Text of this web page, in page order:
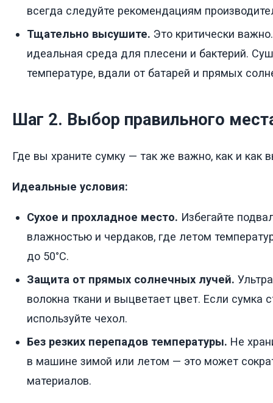
всегда следуйте рекомендациям
Тщательно высушите. Это критически
идеальная среда для плесени и бактерий.
температуре, вдали от батарей и прямых
Шаг 2. Выбор правильного
Где вы храните сумку — так же важно, как и как
Идеальные условия:
Сухое и прохладное место. Избегайте
влажностью и чердаков, где летом
до 50°C.
Защита от прямых солнечных лучей.
волокна ткани и выцветает цвет. Если сумка
используйте чехол.
Без резких перепадов температуры. Не
в машине зимой или летом — это может
материалов.